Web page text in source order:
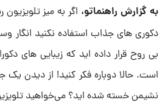
به گزارش راهنماتو، اگر به میز
دکوری های جذاب استفاده نکنید انگار
بی روح قرار داده اید که زیبایی های
است. حالا دوباره فکر کنید! از دیدن یک
نشیمن خسته شده اید؟ می‌خواهید